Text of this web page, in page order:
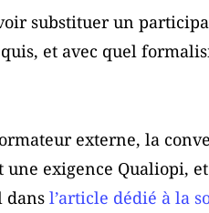
substituer un
et avec quel
externe, la
une exigence Qualiopi,
dans l’article dédié à la